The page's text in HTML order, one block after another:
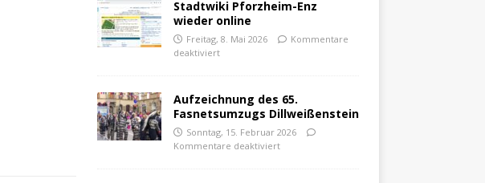
Stadtwiki Pforzheim-Enz
wieder online
Freitag, 8. Mai 2026
Kommentare
deaktiviert
Aufzeichnung des 65.
Fasnetsumzugs Dillweißenstein
Sonntag, 15. Februar 2026
Kommentare deaktiviert